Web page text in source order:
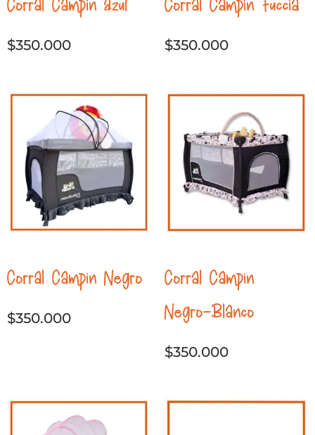
$350.000 $350.000
Corral Campin Negro
$350.000
Corral Campin
Negro-Blanco
$350.000